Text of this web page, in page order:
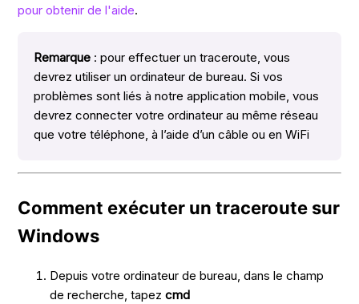
pour obtenir de l'aide.
Remarque : pour effectuer un traceroute, vous
devrez utiliser un ordinateur de bureau. Si vos
problèmes sont liés à notre application mobile, vous
devrez connecter votre ordinateur au même réseau
que votre téléphone, à l’aide d’un câble ou en WiFi
Comment exécuter un traceroute sur
Windows
Depuis votre ordinateur de bureau, dans le champ
de recherche, tapezcmd